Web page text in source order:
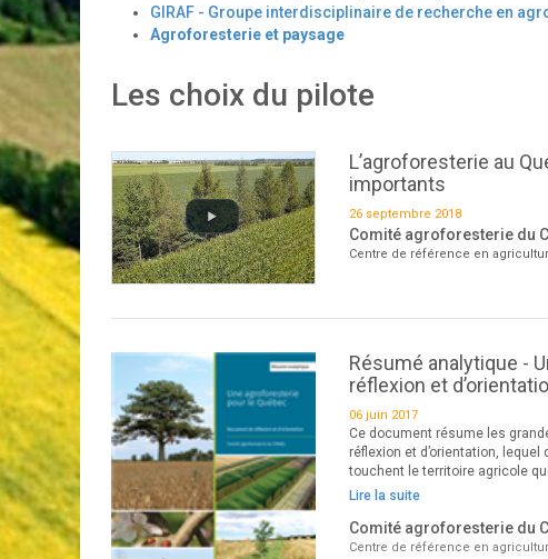
GIRAF - Groupe interdisciplinaire de recherche en
Agroforesterie et paysage
Les choix du pilote
L’agroforesterie au
importants
26 septembre 2018
Comité agroforesterie du
Centre de référence en
Résumé analytique -
réflexion et
06 juin 2017
Ce document résume les
réflexion et d’orientation,
touchent le territoire agricole
Lire la suite
Comité agroforesterie du
Centre de référence en